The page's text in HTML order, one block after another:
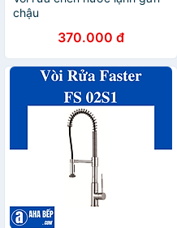
chậu
370.000 đ